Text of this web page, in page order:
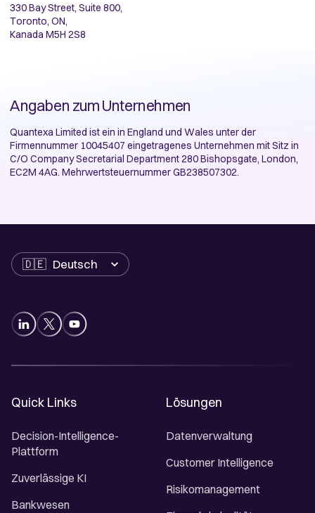
330 Bay Street, Suite 800,
Toronto, ON,
Kanada M5H 2S8
Angaben zum Unternehmen
Quantexa Limited istein in England und Wales unter der
Firmennummer 10045407 eingetragenes Unternehmen mit Sitz in
C/O Company Secretarial Department 280 Bishopsgate, London,
EC2M 4AG. MehrwertsteuernummerGB238507302.
Sprache
Quick Links
Decision-Intelligence-
Plattform
Zuverlässige KI
Bankwesen
Lösungen
Datenverwaltung
Customer Intelligence
Risikomanagement